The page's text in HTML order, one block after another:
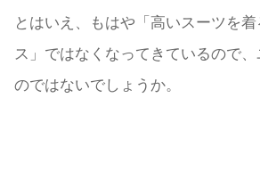
とはいえ、もはや「高いスーツを
ス」ではなくなってきているので
のではないでしょうか。